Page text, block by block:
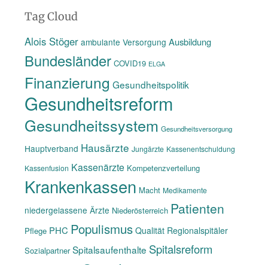
Tag Cloud
Alois Stöger ambulante Versorgung Ausbildung
Bundesländer COVID19 ELGA
Finanzierung Gesundheitspolitik
Gesundheitsreform
Gesundheitssystem Gesundheitsversorgung
Hauptverband Hausärzte Jungärzte Kassenentschuldung
Kassenfusion Kassenärzte Kompetenzverteilung
Krankenkassen Macht Medikamente
niedergelassene Ärzte Niederösterreich Patienten
Pflege PHC Populismus Qualität Regionalspitäler
Sozialpartner Spitalsaufenthalte Spitalsreform